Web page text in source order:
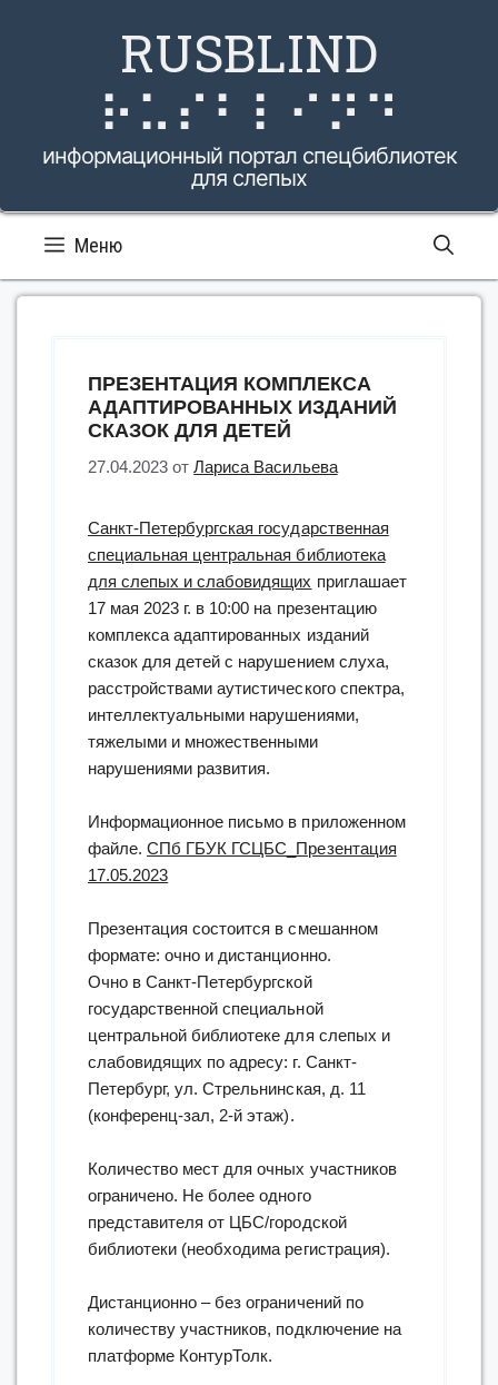
RUSBLIND
⠗⠥⠎⠃⠇⠊⠝⠙
информационный портал спецбиблиотек
для слепых
Меню
ПРЕЗЕНТАЦИЯ КОМПЛЕКСА
АДАПТИРОВАННЫХ ИЗДАНИЙ
СКАЗОК ДЛЯ ДЕТЕЙ
27.04.2023 отЛариса Васильева
Санкт-Петербургская государственная
специальная центральная библиотека
для слепых и слабовидящих приглашает
17 мая 2023 г. в 10:00 на презентацию
комплекса адаптированных изданий
сказок для детей с нарушением слуха,
расстройствами аутистического спектра,
интеллектуальными нарушениями,
тяжелыми и множественными
нарушениями развития.
Информационное письмо в приложенном
файле.СПб ГБУК ГСЦБС_Презентация
17.05.2023
Презентация состоится в смешанном
формате: очно и дистанционно.
Очно в Санкт-Петербургской
государственной специальной
центральной библиотеке для слепых и
слабовидящих по адресу: г. Санкт-
Петербург, ул. Стрельнинская, д. 11
(конференц-зал, 2-й этаж).
Количество мест для очных участников
ограничено. Не более одного
представителя от ЦБС/городской
библиотеки (необходима регистрация).
Дистанционно – без ограничений по
количеству участников, подключение на
платформе КонтурТолк.